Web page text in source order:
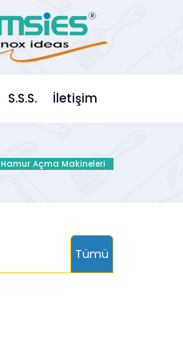
S.S.S. İletişim
Hamur Açma Makineleri
Tümü